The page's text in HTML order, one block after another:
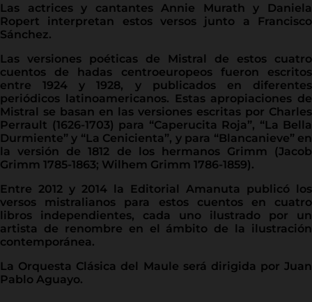
Las actrices y cantantes Annie Murath y Daniela
Ropert interpretan estos versos junto a Francisco
Sánchez.
Las versiones poéticas de Mistral de estos cuatro
cuentos de hadas centroeuropeos fueron escritos
entre 1924 y 1928, y publicados en diferentes
periódicos latinoamericanos. Estas apropiaciones de
Mistral se basan en las versiones escritas por Charles
Perrault (1626-1703) para “Caperucita Roja”, “La Bella
Durmiente” y “La Cenicienta”, y para “Blancanieve” en
la versión de 1812 de los hermanos Grimm (Jacob
Grimm 1785-1863; Wilhem Grimm 1786-1859).
Entre 2012 y 2014 la Editorial Amanuta publicó los
versos mistralianos para estos cuentos en cuatro
libros independientes, cada uno ilustrado por un
artista de renombre en el ámbito de la ilustración
contemporánea.
La Orquesta Clásica del Maule será dirigida por Juan
Pablo Aguayo.